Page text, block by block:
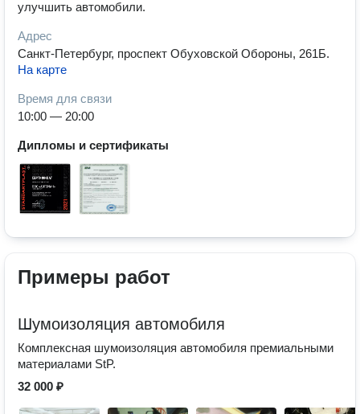
улучшить автомобили.
Адрес
Санкт-Петербург, проспект Обуховской Обороны, 261Б.
На карте
Время для связи
10:00 — 20:00
Дипломы и сертификаты
Примеры работ
Шумоизоляция автомобиля
Комплексная шумоизоляция автомобиля премиальными
материалами StP.
32 000 ₽